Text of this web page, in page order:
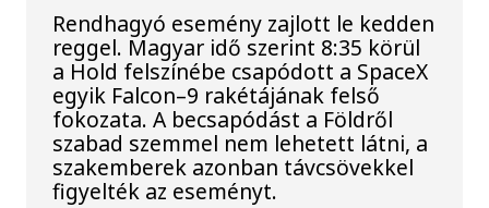
Rendhagyó esemény zajlott le kedden
reggel. Magyar idő szerint 8:35 körül
a Hold felszínébe csapódott a SpaceX
egyik Falcon–9 rakétájának felső
fokozata. A becsapódást a Földről
szabad szemmel nem lehetett látni, a
szakemberek azonban távcsövekkel
figyelték az eseményt.